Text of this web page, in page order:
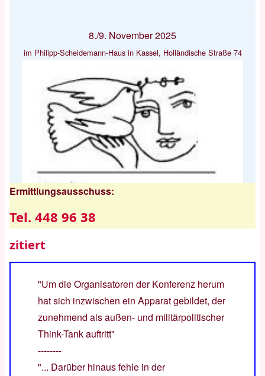
8./9. November 2025
im Philipp-Scheidemann-Haus in Kassel, Holländische Straße 74
Ermittlungsausschuss:
Tel. 448 96 38
zitiert
"Um die Organisatoren der Konferenz herum
hat sich inzwischen ein Apparat gebildet, der
zunehmend als außen- und militärpolitischer
Think-Tank auftritt"
--------
"... Darüber hinaus fehle in der